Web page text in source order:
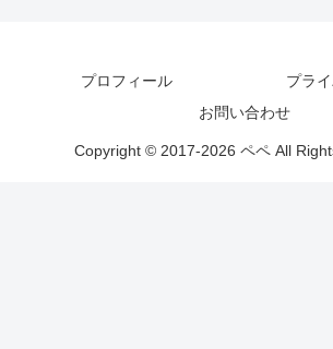
プロフィール
プラ
お問い合わせ
Copyright © 2017-2026 ペペ All